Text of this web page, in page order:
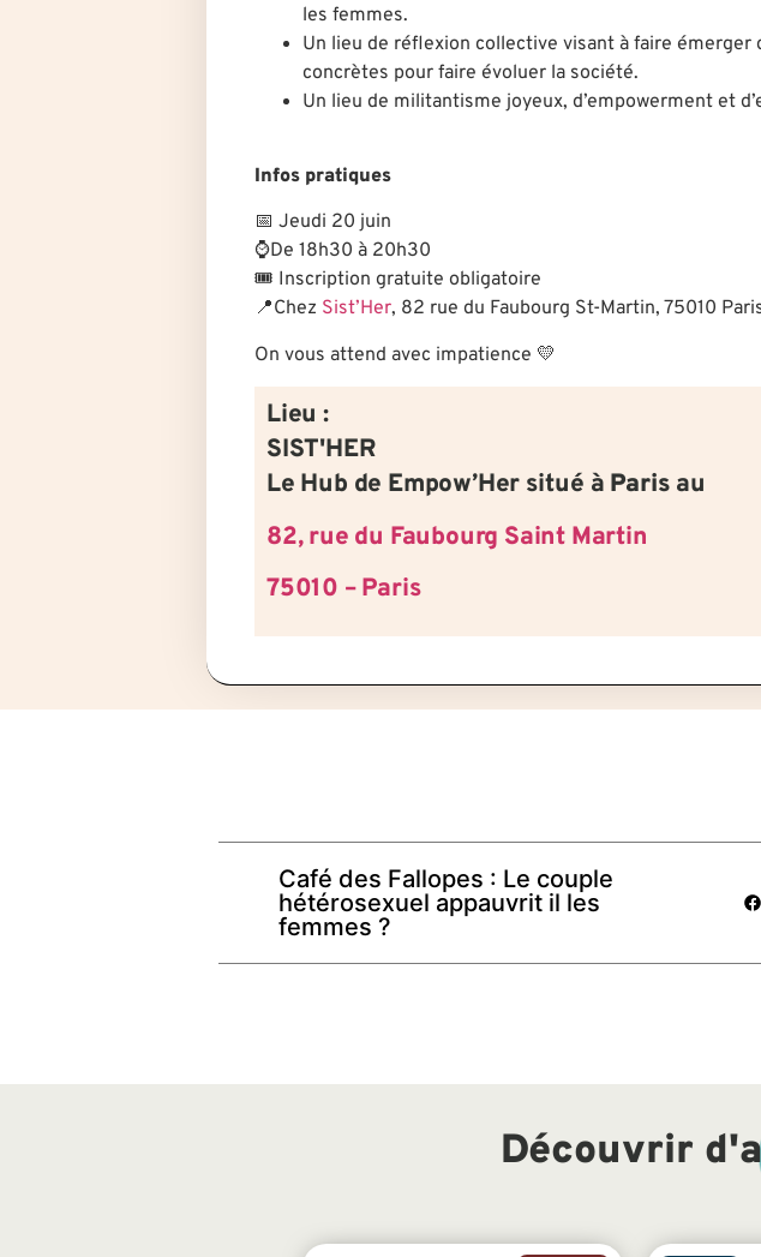
les femmes.
Un lieu de réflexion collective visant à faire émerger
concrètes pour faire évoluer la société.
Un lieu de militantisme joyeux, d’empowerment et
Infos pratiques
📅 Jeudi 20 juin
⌚De 18h30 à 20h30
🎟️ Inscription gratuite obligatoire
📍Chez Sist’Her, 82 rue du Faubourg St-Martin, 75010
On vous attend avec impatience 💛
Lieu :
SIST'HER
Le Hub de Empow’Her situé à Paris au
82, rue du Faubourg Saint Martin
75010 – Paris
Café des Fallopes : Le couple
hétérosexuel appauvrit il les
femmes ?
Découvrir